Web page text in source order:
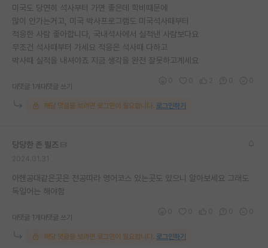
미국도 당연히 석사부터 가면 좋은데 학비때문에
많이 안가는거고, 미국 박사프로그램도 미국석사때부터
적응한 사람 좋아합니다, 국내석사에서 실적낸 사람보다요
무조건 석사때부터 가세요 적응은 석사때 다하고
박사때 실적을 내셔야죠 지금 생각을 완전 잘못하고계세요
대댓글 1개 대댓글 쓰기
해당 댓글을 보려면 로그인이 필요합니다. 로그인하기
당당한 존 필즈
아헨공대같은곳은 전공따라 영어코스 있는곳도 있으니 알아보세요 그래도
독일어는 해야함
대댓글 1개 대댓글 쓰기
해당 댓글을 보려면 로그인이 필요합니다. 로그인하기